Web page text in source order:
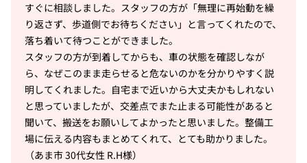
すぐに相談しました。スタッフの方が「無理に再始動を繰
り返さず、歩道側でお待ちください」と言ってくれたので、
落ち着いて待つことができました。
スタッフの方が到着してからも、車の状態を確認しなが
ら、なぜこのまま走らせると危ないのかを分かりやすく説
明してくれました。自宅まで近いから大丈夫かもしれない
と思っていましたが、交差点でまた止まる可能性があると
聞いて、搬送をお願いしてよかったと思いました。整備工
場に伝える内容もまとめてくれて、とても助かりました。
（あま市 30代女性 R.H様）